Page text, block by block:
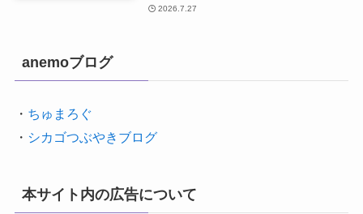
2026.7.27
anemoブログ
・ ちゅまろぐ
・ シカゴつぶやきブログ
本サイト内の広告について